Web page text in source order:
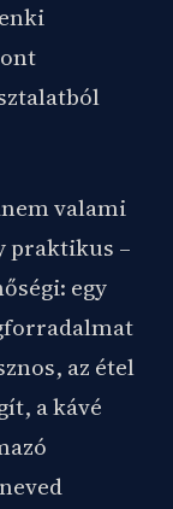
valami
praktikus –
egy
az étel
a kávé